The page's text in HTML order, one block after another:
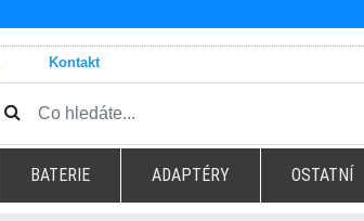
Kontakt
BATERIE ADAPTÉRY OSTATNÍ